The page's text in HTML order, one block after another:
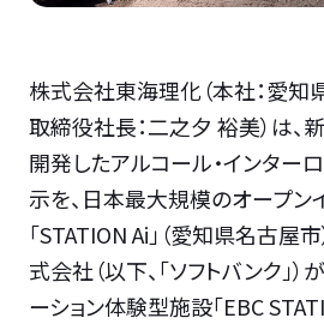
株式会社東海理化（本社：愛知
取締役社長：二之夕 裕美）は、
開発したアルコール・インター
示を、日本最大規模のオープン
「STATION Ai」（愛知県名古屋
式会社（以下、「ソフトバンク」
ーション体験型施設「EBC